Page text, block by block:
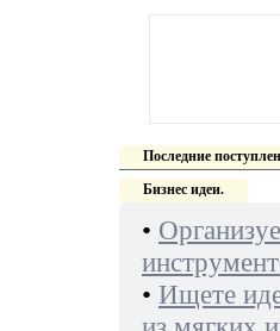
Последние
Бизнес идеи.
•
• Ищете